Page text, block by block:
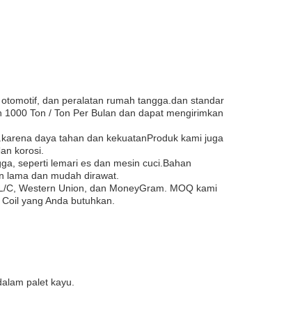
dan peralatan rumah tangga.dan standar
Ton / Ton Per Bulan dan dapat mengirimkan
daya tahan dan kekuatanProduk kami juga
korosi.
seperti lemari es dan mesin cuci.Bahan
lama dan mudah dirawat.
C, Western Union, dan MoneyGram. MOQ kami
yang Anda butuhkan.
palet kayu.